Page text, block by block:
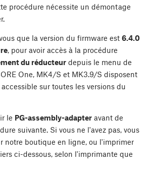
procédure nécessite un démontage
que la version du firmware est 6.4.0
, pour avoir accès à la procédure
du réducteur depuis le menu de
One, MK4/S et MK3.9/S disposent
sur toutes les versions du
le PG-assembly-adapter avant de
suivante. Si vous ne l'avez pas, vous
notre boutique en ligne, ou l'imprimer
ci-dessous, selon l'imprimante que